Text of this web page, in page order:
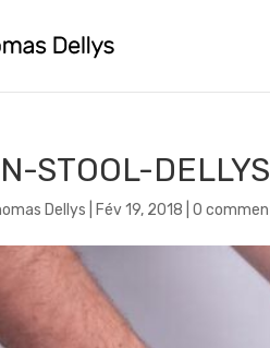
STOOL-
Dellys Fév 19, 2018 |0